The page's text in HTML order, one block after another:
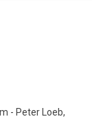
- Peter Loeb,